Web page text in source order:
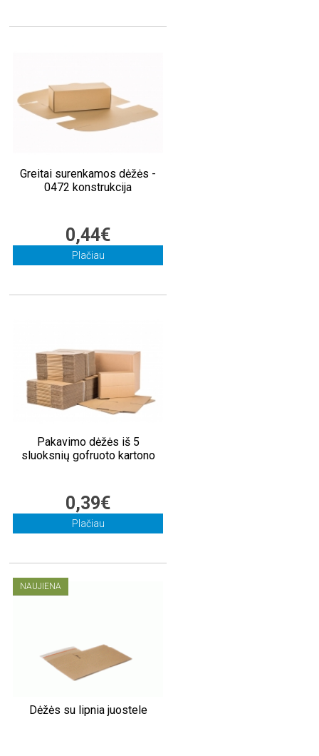
Greitai surenkamos dėžės -
0472 konstrukcija
0,44€
Plačiau
Pakavimo dėžės iš 5
sluoksnių gofruoto kartono
0,39€
Plačiau
NAUJIENA
Dėžės su lipnia juostele